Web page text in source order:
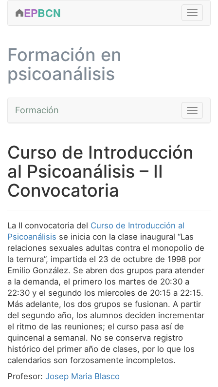
EPBCN
CLÍNICA
ACTIVIDADES
SERVICIOS
CONTACTAR
MÁS...
Formación en
psicoanálisis
Toggle
Formación
Fundamentos
Avanzada
Prácticas
Servicios
Equipo
Noticias
Curso de Introducción
al Psicoanálisis – II
Convocatoria
La II convocatoria del Curso de Introducción al
Psicoanálisis se inicia con la clase inaugural “Las
relaciones sexuales adultas contra el monopolio de
la ternura”, impartida el 23 de octubre de 1998 por
Emilio González. Se abren dos grupos para atender
a la demanda, el primero los martes de 20:30 a
22:30 y el segundo los miercoles de 20:15 a 22:15.
Más adelante, los dos grupos se fusionan. A partir
del segundo año, los alumnos deciden incrementar
el ritmo de las reuniones; el curso pasa así de
quincenal a semanal. No se conserva registro
histórico del primer año de clases, por lo que los
calendarios son forzosamente incompletos.
Profesor: Josep Maria Blasco